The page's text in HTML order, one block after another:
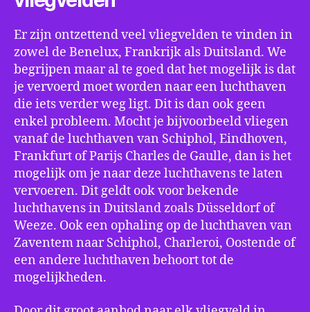
Er zijn ontzettend veel vliegvelden te vinden in
zowel de Benelux, Frankrijk als Duitsland. We
begrijpen maar al te goed dat het mogelijk is dat
je vervoerd moet worden naar een luchthaven
die iets verder weg ligt. Dit is dan ook geen
enkel probleem. Mocht je bijvoorbeeld vliegen
vanaf de luchthaven van Schiphol, Eindhoven,
Frankfurt of Parijs Charles de Gaulle, dan is het
mogelijk om je naar deze luchthavens te laten
vervoeren. Dit geldt ook voor bekende
luchthavens in Duitsland zoals Düsseldorf of
Weeze. Ook een ophaling op de luchthaven van
Zaventem naar Schiphol, Charleroi, Oostende of
een andere luchthaven behoort tot de
mogelijkheden.